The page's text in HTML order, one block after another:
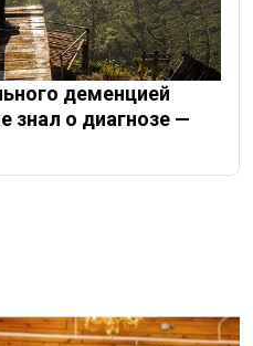
деменцией
знал о диагнозе —